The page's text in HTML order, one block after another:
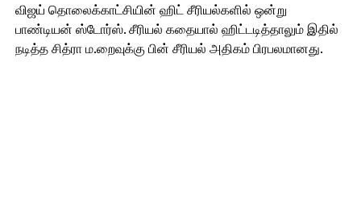
விஜய் தொலைக்காட்சியின் ஹிட் சீரியல்களில் ஒன்று
பாண்டியன் ஸ்டோர்ஸ். சீரியல் கதையால் ஹிட்டடித்தாலும் இதில்
நடித்த சித்ரா ம.றைவுக்கு பின் சீரியல் அதிகம் பிரபலமானது.